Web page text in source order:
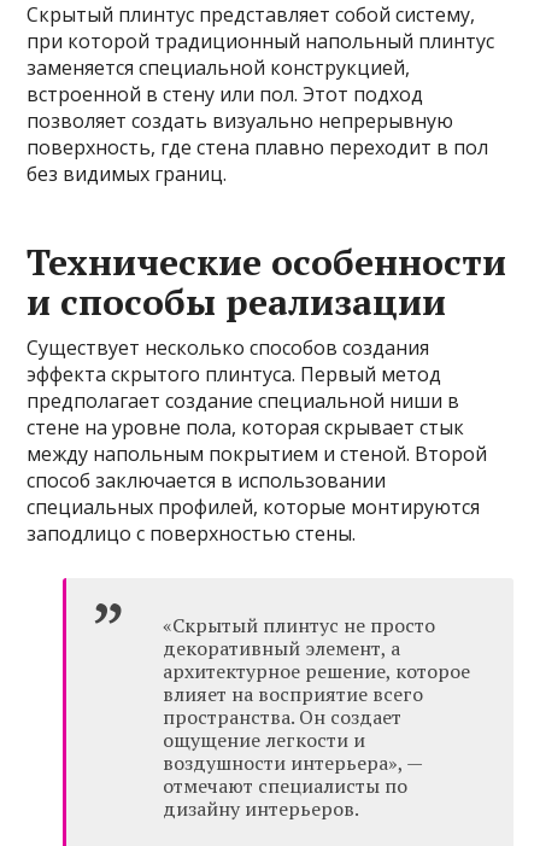
Скрытый плинтус представляет собой систему,
при которой традиционный напольный плинтус
заменяется специальной конструкцией,
встроенной в стену или пол. Этот подход
позволяет создать визуально непрерывную
поверхность, где стена плавно переходит в пол
без видимых границ.
Технические особенности
и способы реализации
Существует несколько способов создания
эффекта скрытого плинтуса. Первый метод
предполагает создание специальной ниши в
стене на уровне пола, которая скрывает стык
между напольным покрытием и стеной. Второй
способ заключается в использовании
специальных профилей, которые монтируются
заподлицо с поверхностью стены.
«Скрытый плинтус не просто
декоративный элемент, а
архитектурное решение, которое
влияет на восприятие всего
пространства. Он создает
ощущение легкости и
воздушности интерьера», —
отмечают специалисты по
дизайну интерьеров.